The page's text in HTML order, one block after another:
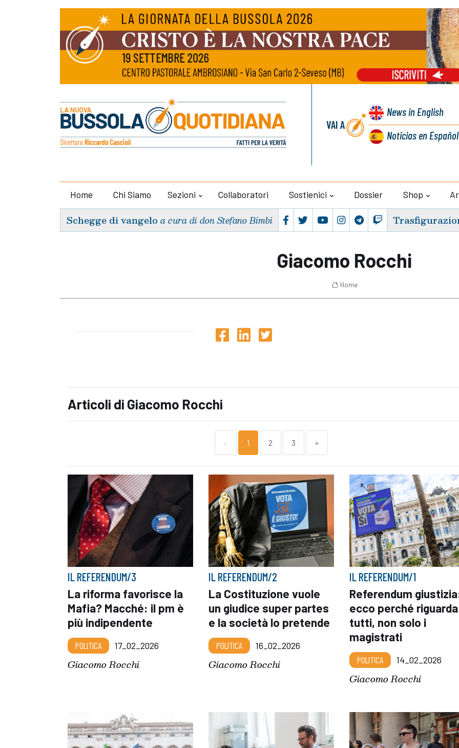
VAI A
Newsin English
Noticiasen Español
Home Chi Siamo Sezioni Collaboratori Sostienici Dossier Shop
Schegge di vangelo a cura di don Stefano Bimbi
Giacomo Rocchi
Home
Articoli di Giacomo Rocchi
« 1 2 3 »
IL REFERENDUM/3
La riforma favorisce la
Mafia? Macché: il pm è
più indipendente
POLITICA 17_02_2026
Giacomo Rocchi
IL REFERENDUM/2
La Costituzione vuole
un giudice super partes
e la società lo pretende
POLITICA 16_02_2026
Giacomo Rocchi
IL REFERENDUM/1
Referendum
ecco perché riguarda
tutti, non solo i
magistrati
POLITICA 14_02_2026
Giacomo Rocchi